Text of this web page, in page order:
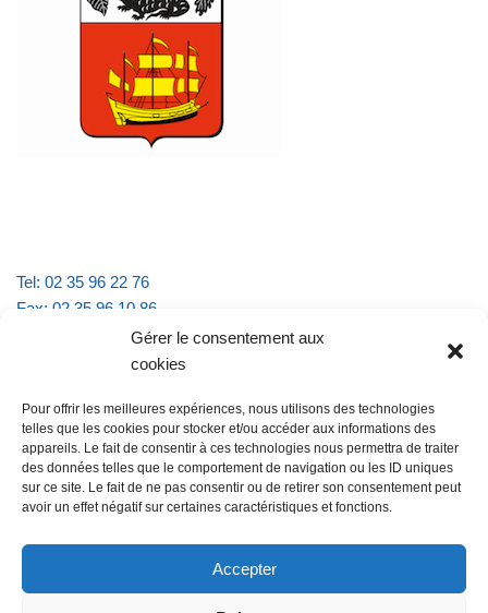
Gérer le consentement aux
cookies
Pour offrir les meilleures expériences, nous utilisons des technologies
telles que les cookies pour stocker et/ou accéder aux informations des
appareils. Le fait de consentir à ces technologies nous permettra de traiter
des données telles que le comportement de navigation ou les ID uniques
sur ce site. Le fait de ne pas consentir ou de retirer son consentement peut
avoir un effet négatif sur certaines caractéristiques et fonctions.
Accepter
Tel: 02 35 96 22 76
Fax: 02 35 96 10 86
Email : mairie.vattevillelarue@wanadoo.fr
lundi et jeudi de 9h à 11h30
mardi et vendredi de 16h à 18h30